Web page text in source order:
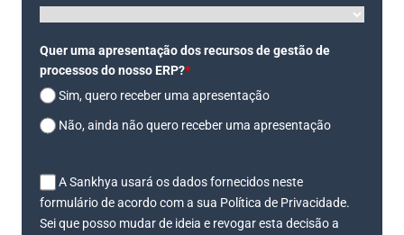
Quer uma apresentação dos recursos de gestão de
processos do nosso ERP?*
Sim, quero receber uma apresentação
Não, ainda não quero receber uma apresentação
A Sankhya usará os dados fornecidos neste
formulário de acordo com a sua Política de Privacidade.
Sei que posso mudar de ideia e revogar esta decisão a